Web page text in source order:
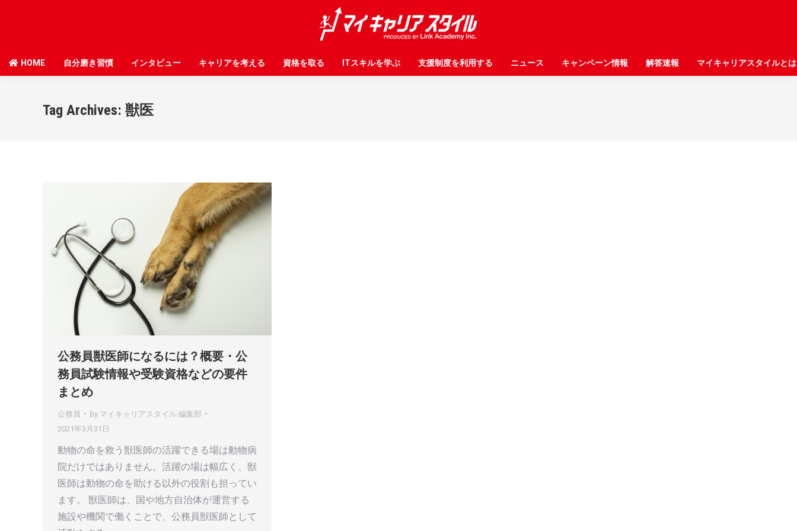
HOME 自分磨き習慣 インタビュー キャリアを考える 資格を取る ITスキルを学ぶ 支援制度を利用する ニュース キャンペーン情報 解答速報 マイキャリアスタイルとは
Tag Archives: 獣医
公務員獣医師になるには？概要・公
務員試験情報や受験資格などの要件
まとめ
公務員 By マイキャリアスタイル 編集部
2021年3月31日
動物の命を救う獣医師の活躍できる場は動物病
院だけではありません。活躍の場は幅広く、獣
医師は動物の命を助ける以外の役割も担ってい
ます。 獣医師は、国や地方自治体が運営する
施設や機関で働くことで、公務員獣医師として
HOME 自分磨き習慣 インタビュー キャリアを考える 資格を取る ITスキルを学ぶ 支援制度を利用する ニュース キャンペーン情報 解答速報 マイキャリアスタイルとは